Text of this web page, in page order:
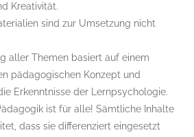
Kreativität.
sind zur Umsetzung nicht
aller Themen basiert auf einem
pädagogischen Konzept und
Erkenntnisse der Lernpsychologie.
ist für alle! Sämtliche Inhalte
dass sie differenziert eingesetzt